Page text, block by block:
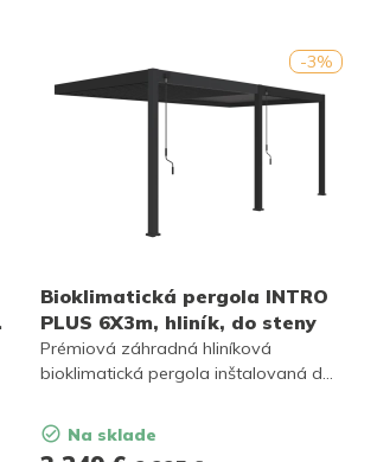
-3%
Bioklimatická pergola INTRO
PLUS 6X3m, hliník, do steny
Prémiová záhradná hliníková
bioklimatická pergola inštalovaná do
Na sklade